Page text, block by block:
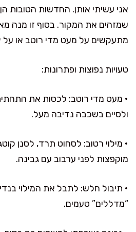
אני עשיתי אותן. החדשות הטובות
שמזהים את המקור. בסוף זו מנה
מתעקשים על מעט מדי רוטב או על
טעויות נפוצות ופתרונות:
• מעט מדי רוטב: לכסות את
ולסיים בשכבה נדיבה מעל.
• מילוי רטוב: לסחוט תרד, לסנן
מוקפצות לפני ערבוב עם גבינה.
• תיבול חלש: לתבל את המילוי
“מדללים” טעמים.